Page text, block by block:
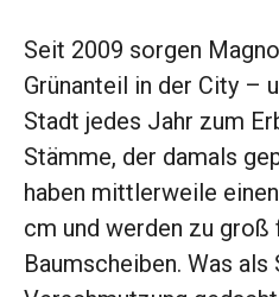
Seit 2009 sorgen
Grünanteil in der City –
Stadt jedes Jahr zum
Stämme, der damals
haben mittlerweile
cm und werden zu
Baumscheiben. Was als